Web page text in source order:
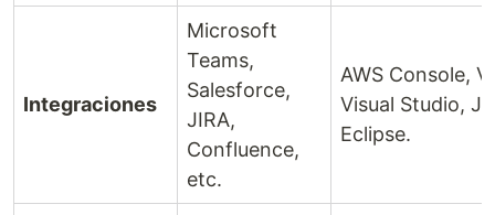
Integraciones
Microsoft
Teams,
Salesforce,
JIRA,
Confluence,
etc.
AWS Console,
Visual Studio,
Eclipse.